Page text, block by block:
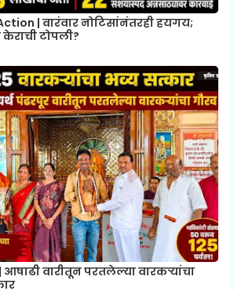
| वारंवार नोटिसांनंतरही हयगय;
टोपली?
वारीतून परतलेल्या वारकऱ्यांचा